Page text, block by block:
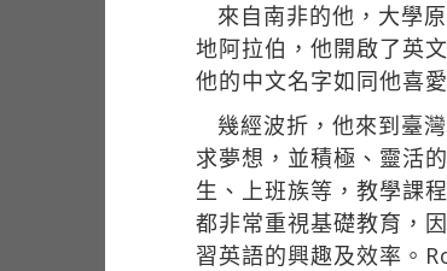
來自南非的他，大學
地阿拉伯，他開啟了英
他的中文名字如同他喜
幾經波折，他來到臺
求夢想，並積極、靈活
生、上班族等，教學課
都非常重視基礎教育，
習英語的興趣及效率。